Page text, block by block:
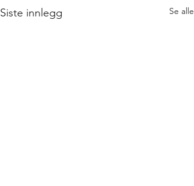
Siste innlegg Se alle